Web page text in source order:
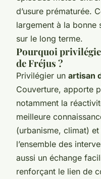
d’usure prématurée.
largement à la bonne
sur le long terme.
Pourquoi
de Fréjus ?
Privilégier un artisan
Couverture, apporte
notamment la
meilleure
(urbanisme, climat)
l’ensemble des
aussi un échange
renforçant le lien de